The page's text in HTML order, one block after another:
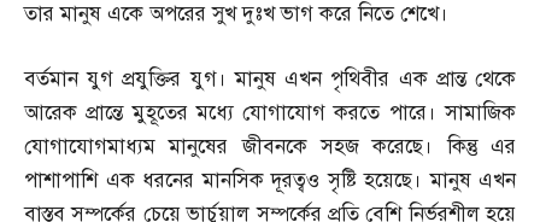
তার মানুষ একে অপরের সুখ দুঃখ ভাগ করে নিতে শেখে।
বর্তমান যুগ প্রযুক্তির যুগ। মানুষ এখন পৃথিবীর এক প্রান্ত থেকে
আরেক প্রান্তে মুহূতের মধ্যে যোগাযোগ করতে পারে। সামাজিক
যোগাযোগমাধ্যম মানুষের জীবনকে সহজ করেছে। কিন্তু এর
পাশাপাশি এক ধরনের মানসিক দূরত্বও সৃষ্টি হয়েছে। মানুষ এখন
বাস্তব সম্পর্কের চেয়ে ভার্চুয়াল সম্পর্কের প্রতি বেশি নির্ভরশীল হয়ে